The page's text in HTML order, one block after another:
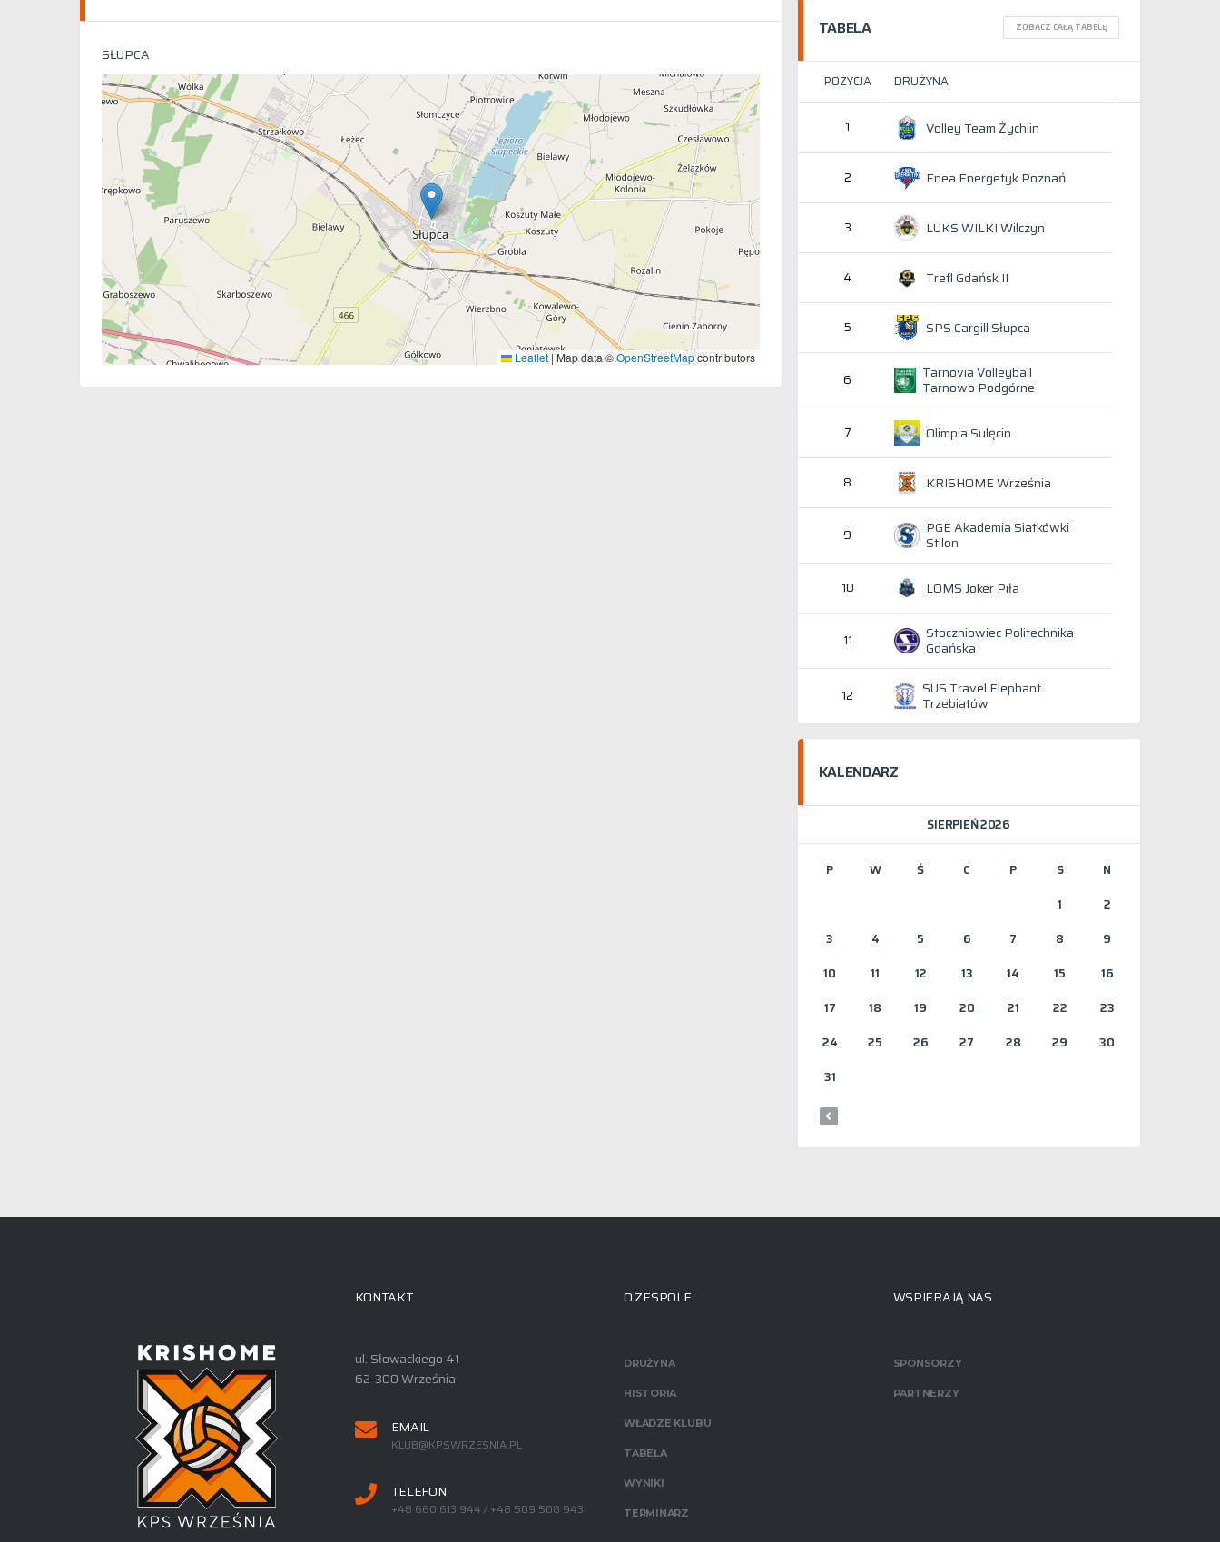
SŁUPCA
Leaflet |Map data ©OpenStreetMapcontributors
TABELA ZOBACZ CAŁĄ TABELĘ
POZYCJA DRUŻYNA
1 Volley Team Żychlin
2 Enea Energetyk Poznań
3 LUKS WILKI Wilczyn
4 Trefl Gdańsk II
5 SPS Cargill Słupca
6 Tarnovia Volleyball
Tarnowo Podgórne
7 Olimpia Sulęcin
8 KRISHOME Września
9 PGE Akademia Siatkówki
Stilon
10 LOMS Joker Piła
11 Stoczniowiec Politechnika
Gdańska
12 SUS Travel Elephant
Trzebiatów
KALENDARZ
SIERPIEŃ 2026
P W Ś C P S
N
1
2
3
4 5 6 7 8
9
10
11 12 13 14 15
16
17
18 19 20 21 22
23
24
25 26 27 28 29
30
31
KONTAKT
ul. Słowackiego 41
62-300 Września
EMAIL
KLUB@KPSWRZESNIA.PL
TELEFON
+48 660 613 944 / +48 509 508 943
O ZESPOLE
DRUŻYNA
HISTORIA
WŁADZE KLUBU
TABELA
WYNIKI
TERMINARZ
WSPIERAJĄ NAS
SPONSORZY
PARTNERZY